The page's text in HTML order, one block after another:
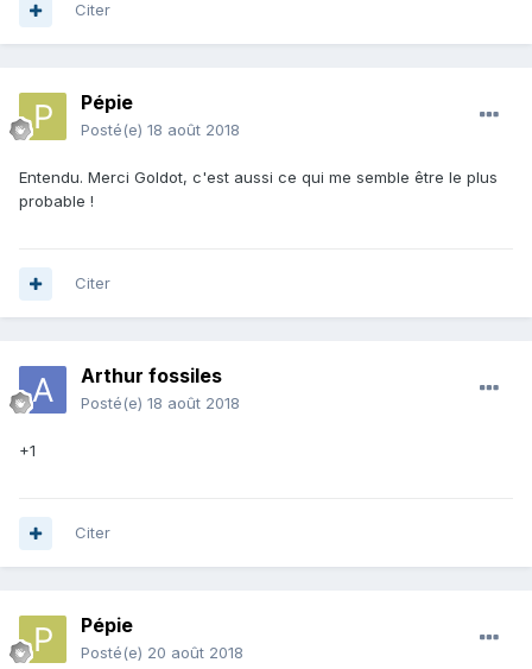
Citer
Pépie
Posté(e) 18 août 2018
Entendu. Merci Goldot, c'est aussi ce qui me semble être le plus
probable !
Citer
Arthur fossiles
Posté(e) 18 août 2018
+1
Citer
Pépie
Posté(e) 20 août 2018